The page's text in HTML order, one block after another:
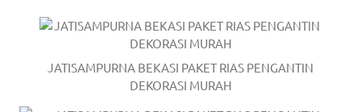
JATISAMPURNA BEKASI PAKET RIAS PENGANTIN
DEKORASI MURAH